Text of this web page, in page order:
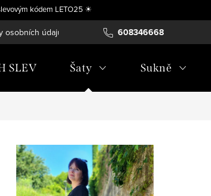
kódem LETO25 ☀
608346668
osobních údajů Vrácení, výměna nebo úprava
SLEV Šaty Sukně